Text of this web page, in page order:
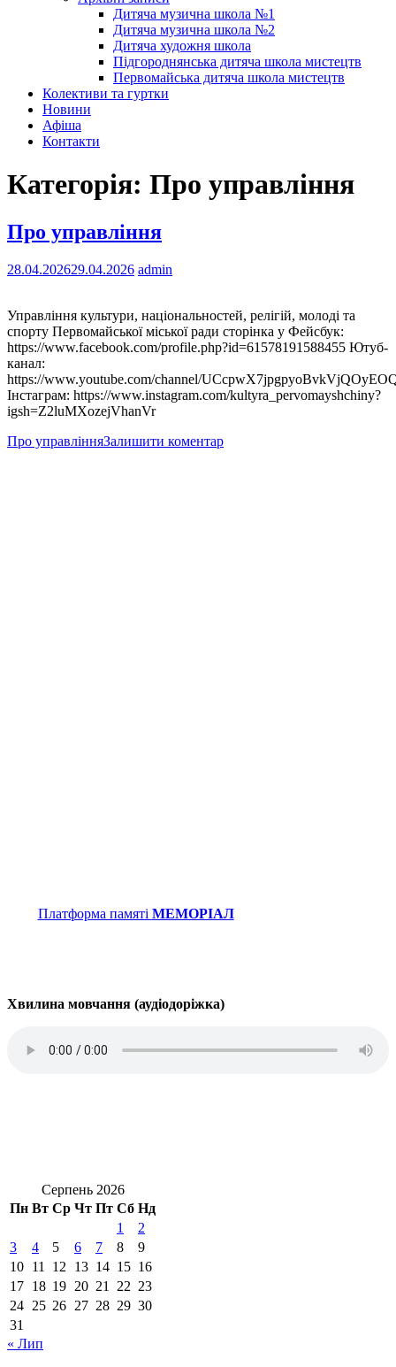
Дитяча музична школа №1
Дитяча музична школа №2
Дитяча художня школа
Підгороднянська дитяча школа мистецтв
Первомайська дитяча школа мистецтв
Колективи та гуртки
Новини
Афіша
Контакти
Категорія: Про управління
Про управління
28.04.202629.04.2026 admin
Управління культури, національностей, релігій, молоді та
спорту Первомайської міської ради сторінка у Фейсбук:
https://www.facebook.com/profile.php?id=61578191588455 Ютуб-
канал:
https://www.youtube.com/channel/
Інстаграм: https://www.instagram.com/kultyra_pervomayshchiny?
igsh=Z2luMXozejVhanVr
Про управлінняЗалишити коментар
Платформа памяті МЕМОРІАЛ
Хвилина мовчання (аудіодоріжка)
Серпень 2026
Пн Вт Ср Чт Пт Сб Нд
1
2
3
4 5 6 7 8
9
10 11 12 13 14 15 16
17 18 19 20 21 22 23
24 25 26 27 28 29 30
31
« Лип